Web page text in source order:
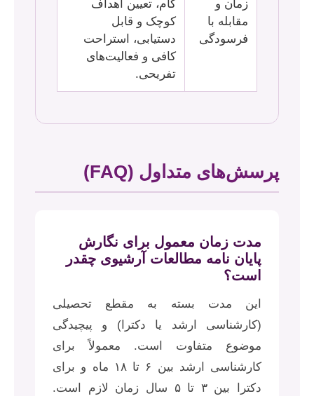
زمان و
مقابله با
فرسودگی
گام، تعیین اهداف
کوچک و قابل
دستیابی، استراحت
کافی و فعالیت‌های
تفریحی.
پرسش‌های متداول (FAQ)
مدت زمان معمول برای نگارش
پایان نامه مطالعات آرشیوی چقدر
است؟
این مدت بسته به مقطع تحصیلی
(کارشناسی ارشد یا دکترا) و پیچیدگی
موضوع متفاوت است. معمولاً برای
کارشناسی ارشد بین ۶ تا ۱۸ ماه و برای
دکترا بین ۳ تا ۵ سال زمان لازم است.